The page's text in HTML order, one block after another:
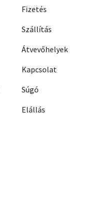
Fizetés
Szállítás
Átvevőhelyek
Kapcsolat
Súgó
Elállás